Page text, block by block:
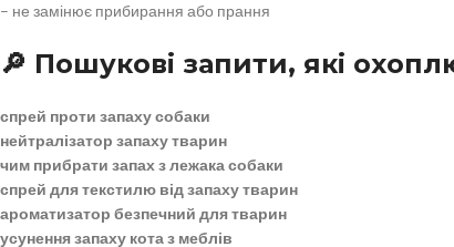
– не замінює прибирання або прання
🔎 Пошукові запити, які
спрей проти запаху собаки
нейтралізатор запаху тварин
чим прибрати запах з лежака собаки
спрей для текстилю від запаху тварин
ароматизатор безпечний для тварин
усунення запаху кота з меблів